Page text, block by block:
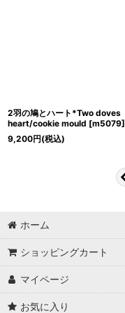
2羽の鳩とハート*Two doves
heart/cookie mould [m5079]
9,200円(税込)
ホーム
ショッピングカート
マイページ
お気に入り